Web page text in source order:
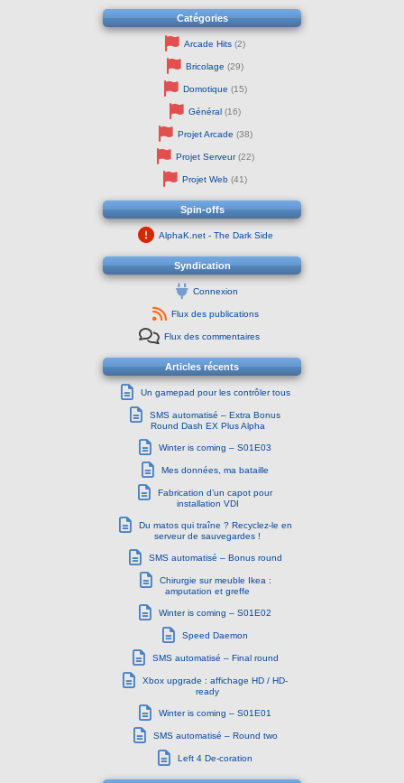
Catégories
Arcade Hits (2)
Bricolage (29)
Domotique (15)
Général (16)
Projet Arcade (38)
Projet Serveur(22)
Projet Web (41)
Spin-offs
AlphaK.net - The Dark Side
Syndication
Connexion
Flux des publications
Flux des commentaires
Articles récents
Un gamepad pour les contrôler tous
SMS automatisé – Extra Bonus
Round Dash EX Plus Alpha
Winter is coming – S01E03
Mes données, ma bataille
Fabrication d’un capot pour
installation VDI
Du matos qui traîne ? Recyclez-le en
serveur de sauvegardes !
SMS automatisé – Bonus round
Chirurgie sur meuble Ikea :
amputation et greffe
Winter is coming – S01E02
Speed Daemon
SMS automatisé – Final round
Xbox upgrade : affichage HD / HD-
ready
Winter is coming – S01E01
SMS automatisé – Round two
Left 4 De-coration